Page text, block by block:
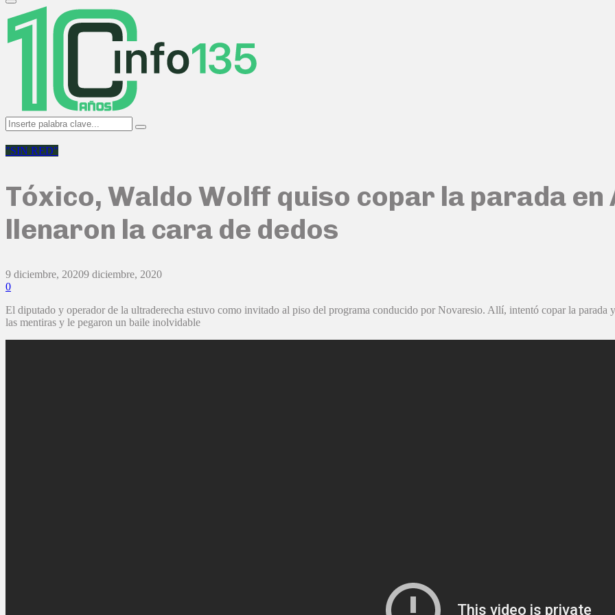
Primary
Menu
Search
for:
Search
"SIN RED"
Tóxico, Waldo Wolff quiso copar la parada en
llenaron la cara de dedos
9 diciembre, 20209 diciembre, 2020
0
El diputado y operador de la ultraderecha estuvo como invitado al piso del programa conducido por Novaresio. Allí, intentó copar la
las mentiras y le pegaron un baile inolvidable